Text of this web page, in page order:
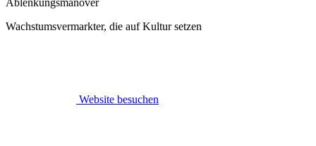
Wachstumsvermarkter, die auf Kultur setzen
Website besuchen